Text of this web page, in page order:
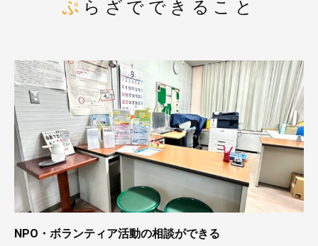
ぷらざでできること
NPO・ボランティア活動の相談ができる